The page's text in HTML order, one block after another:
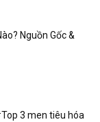
Nguồn Gốc &
3 men tiêu hóa